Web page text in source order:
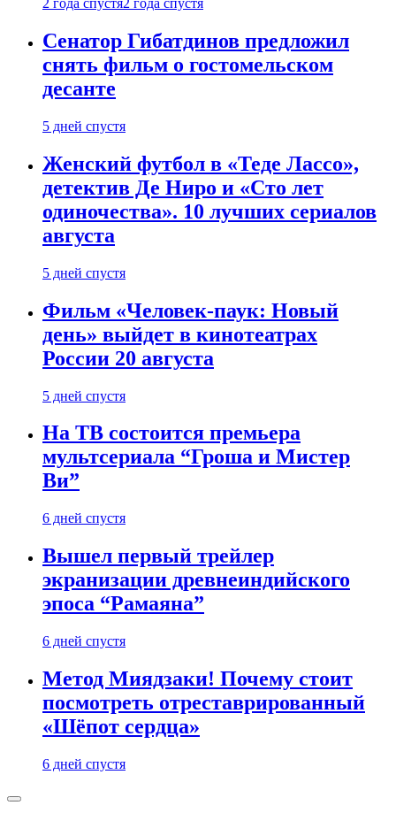
2 года спустя2 года спустя
Сенатор Гибатдинов предложил
снять фильм о гостомельском
десанте
5 дней спустя
Женский футбол в «Теде Лассо»,
детектив Де Ниро и «Сто лет
одиночества». 10 лучших сериалов
августа
5 дней спустя
Фильм «Человек-паук: Новый
день» выйдет в кинотеатрах
России 20 августа
5 дней спустя
На ТВ состоится премьера
мультсериала “Гроша и Мистер
Ви”
6 дней спустя
Вышел первый трейлер
экранизации древнеиндийского
эпоса “Рамаяна”
6 дней спустя
Метод Миядзаки! Почему стоит
посмотреть отреставрированный
«Шёпот сердца»
6 дней спустя